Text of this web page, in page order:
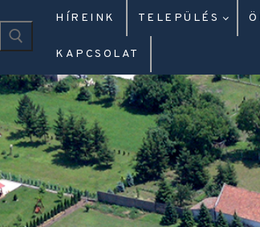
HÍREINK TELEPÜLÉS
KAPCSOLAT